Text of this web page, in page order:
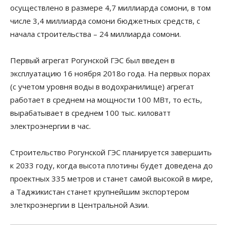
осуществлено в размере 4,7 миллиарда сомони, в том
числе 3,4 миллиарда сомони бюджетных средств, с
начала строительства – 24 миллиарда сомони.
Первый агрегат Рогунской ГЭС был введен в
эксплуатацию 16 ноября 2018о года. На первых порах
(с учетом уровня воды в водохранилище) агрегат
работает в среднем на мощности 100 МВт, то есть,
вырабатывает в среднем 100 тыс. киловатт
электроэнергии в час.
Строительство Рогунской ГЭС планируется завершить
к 2033 году, когда высота плотины будет доведена до
проектных 335 метров и станет самой высокой в мире,
а Таджикистан станет крупнейшим экспортером
элеткроэнергии в Центральной Азии.